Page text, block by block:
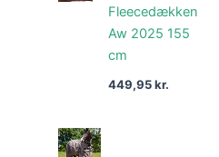
Fleecedækken
Aw 2025 155
cm
449,95kr.